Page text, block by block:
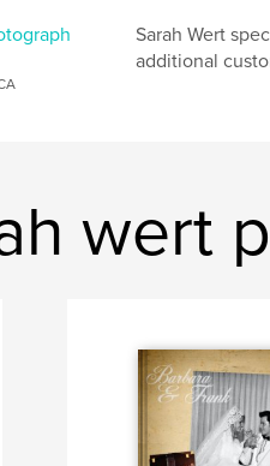
Sarah Wert
additional
wert